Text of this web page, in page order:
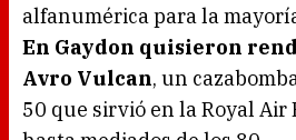
alfanumérica para la
En Gaydon quisieron
Avro Vulcan, un
50 que sirvió en la Royal Air